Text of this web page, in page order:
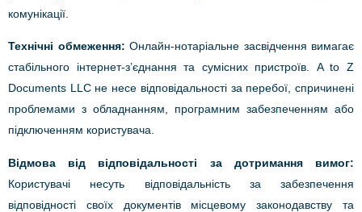
комунікації.
Технічні обмеження: Онлайн-нотаріальне засвідчення вимагає
стабільного інтернет-з’єднання та сумісних пристроїв. A to Z
Documents LLC не несе відповідальності за перебої, спричинені
проблемами з обладнанням, програмним забезпеченням або
підключенням користувача.
Відмова від відповідальності за дотримання вимог:
Користувачі несуть відповідальність за забезпечення
відповідності своїх документів місцевому законодавству та